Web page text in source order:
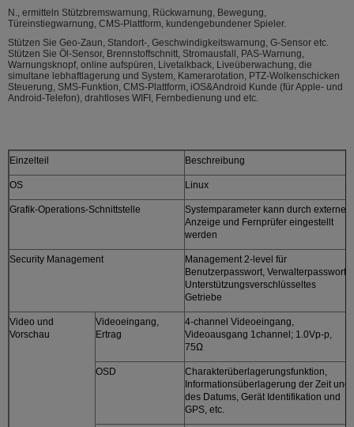
N., ermitteln Stützbremswarnung, Rückwarnung, Bewegung,
Türeinstiegwarnung, CMS-Plattform, kundengebundener Spieler.
Stützen Sie Geo-Zaun, Standort-, Geschwindigkeitswarnung, G-Sensor etc.
Stützen Sie Öl-Sensor, Brennstoffschnitt, Stromausfall, PAS-Warnung,
Warnungsknopf, online aufspüren, Livetalkback, Liveüberwachung, die
simultane lebhaftlagerung und System, Kamerarotation, PTZ-Wolkenschicken
Steuerung, SMS-Funktion, CMS-Plattform, iOS&Android Kunde (für Apple- und
Android-Telefon), drahtloses WIFI, Fernbedienung und etc.
Einzelteil Beschreibung
OS Linux
Grafik-Operations-Schnittstelle
Systemparameter kann durch externe
Anzeige und Fernprüfer eingestellt
werden
Security Management
Management 2-level für
Benutzerpasswort, Verwalterpasswort,
Unterstützungsverschlüsseltes
Getriebe
Video und
Vorschau
Videoeingang,
Ertrag
4-channel Videoeingang,
Videoausgang 1channel; 1.0Vp-p,
75Ω
OSD
Charakterüberlagerungsfunktion,
Informationsüberlagerung der Zeit und
des Datums, Gerät Identifikation und
GPS, etc.